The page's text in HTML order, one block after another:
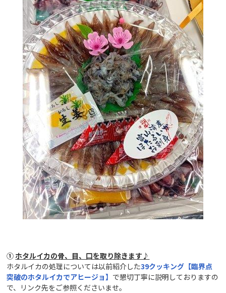
①ホタルイカの骨、目、口を取り除きます♪
ホタルイカの処理については以前紹介した39クッキング【臨界点
突破のホタルイカでアヒージョ】 で懇切丁寧に説明しておりますの
で、リンク先をご参照くださいませ。